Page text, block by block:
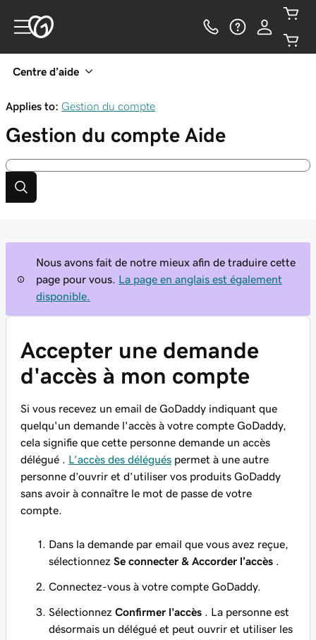
Centre d’aide
Applies to: Gestion du compte
Gestion du compte Aide
Nous avons fait de notre mieux afin de traduire cette
page pour vous.
La page en anglais est également
disponible.
Accepter une demande
d'accès à mon compte
Si vous recevez un email de GoDaddy indiquant que
quelqu'un demande l'accès à votre compte GoDaddy,
cela signifie que cette personne demande un accès
délégué
L’accès des délégués permet à une autre
personne d’ouvrir et d’utiliser vos produits GoDaddy
sans avoir à connaître le mot de passe de votre
compte.
Dans la demande par email que vous avez reçue,
sélectionnez Se connecter & Accorder l’accès
Connectez-vous à votre compte GoDaddy.
Sélectionnez Confirmer l'accès . La personne est
désormais un délégué et peut ouvrir et utiliser les